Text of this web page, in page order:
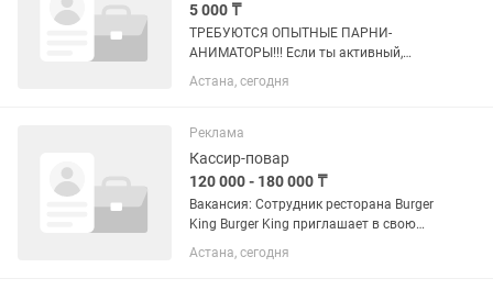
5 000 ₸
ТРЕБУЮТСЯ ОПЫТНЫЕ ПАРНИ-
АНИМАТОРЫ!!! Если ты активный,
любишь движ, не боишься быть в
центре внимания и готов дарить детям
Астана, сегодня
Реклама
Кассир-повар
120 000 - 180 000 ₸
Вакансия: Сотрудник ресторана Burger
King Burger King приглашает в свою
команду! 🍔 Ищешь стабильную работу
с возможностью карьерного роста?
Астана, сегодня